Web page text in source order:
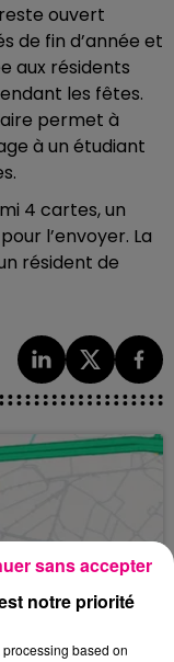
ouvert
de fin d’année et
aux résidents
les fêtes.
permet à
à un étudiant
4 cartes, un
l’envoyer. La
résident de
notre priorité
based on
sans accepter